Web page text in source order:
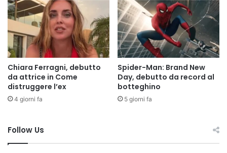
Chiara Ferragni, debutto
da attrice in Come
distruggere l’ex
4 giorni fa
Spider-Man: Brand New
Day, debutto da record al
botteghino
5 giorni fa
Follow Us